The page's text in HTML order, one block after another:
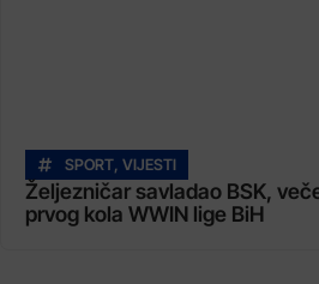
SPORT VIJESTI
Željezničar savladao BSK,
prvog kola WWIN lige BiH